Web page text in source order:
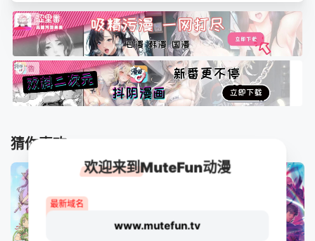
猜你喜欢
欢迎来到MuteFun动漫
最新域名
www.mutefun.tv